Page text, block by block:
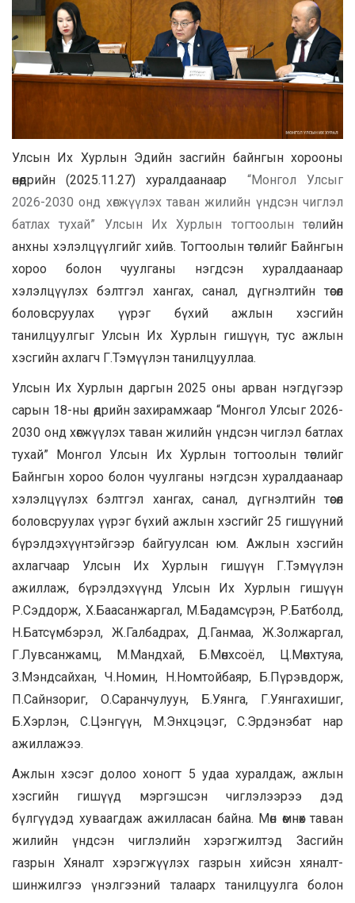
Улсын Их Хурлын Эдийн засгийн байнгын хорооны
өнөөдрийн (2025.11.27) хуралдаанаар “Монгол Улсыг
2026-2030 онд хөгжүүлэх таван жилийн үндсэн чиглэл
батлах тухай” Улсын Их Хурлын тогтоолын төслийн
анхны хэлэлцүүлгийг хийв. Тогтоолын төслийг Байнгын
хороо болон чуулганы нэгдсэн хуралдаанаар
хэлэлцүүлэх бэлтгэл хангах, санал, дүгнэлтийн төсөл
боловсруулах үүрэг бүхий ажлын хэсгийн
танилцуулгыг Улсын Их Хурлын гишүүн, тус ажлын
хэсгийн ахлагч Г.Тэмүүлэн танилцууллаа.
Улсын Их Хурлын даргын 2025 оны арван нэгдүгээр
сарын 18-ны өдрийн захирамжаар “Монгол Улсыг 2026-
2030 онд хөгжүүлэх таван жилийн үндсэн чиглэл батлах
тухай” Монгол Улсын Их Хурлын тогтоолын төслийг
Байнгын хороо болон чуулганы нэгдсэн хуралдаанаар
хэлэлцүүлэх бэлтгэл хангах, санал, дүгнэлтийн төсөл
боловсруулах үүрэг бүхий ажлын хэсгийг 25 гишүүний
бүрэлдэхүүнтэйгээр байгуулсан юм. Ажлын хэсгийн
ахлагчаар Улсын Их Хурлын гишүүн Г.Тэмүүлэн
ажиллаж, бүрэлдэхүүнд Улсын Их Хурлын гишүүн
Р.Сэддорж, Х.Баасанжаргал, М.Бадамсүрэн, Р.Батболд,
Н.Батсүмбэрэл, Ж.Галбадрах, Д.Ганмаа, Ж.Золжаргал,
Г.Лувсанжамц, М.Мандхай, Б.Мөнхсоёл, Ц.Мөнхтуяа,
З.Мэндсайхан, Ч.Номин, Н.Номтойбаяр, Б.Пүрэвдорж,
П.Сайнзориг, О.Саранчулуун, Б.Уянга, Г.Уянгахишиг,
Б.Хэрлэн, С.Цэнгүүн, М.Энхцэцэг, С.Эрдэнэбат нар
ажиллажээ.
Ажлын хэсэг долоо хоногт 5 удаа хуралдаж, ажлын
хэсгийн гишүүд мэргэшсэн чиглэлээрээ дэд
бүлгүүдэд хуваагдаж ажилласан байна. Мөн өмнөх таван
жилийн үндсэн чиглэлийн хэрэгжилтэд Засгийн
газрын Хяналт хэрэгжүүлэх газрын хийсэн хяналт-
шинжилгээ үнэлгээний талаарх танилцуулга болон